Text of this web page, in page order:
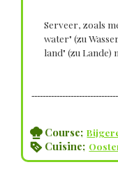
Serveer, zoals
water" (zu
land" (zu Lande)
Course;
Cuisine;